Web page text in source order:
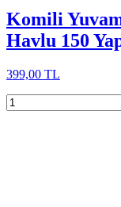
Komili
Havlu 150
399,00 TL